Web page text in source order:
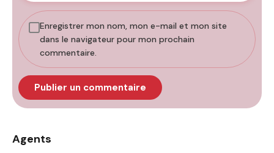
Enregistrer mon nom, mon e-mail et mon site
dans le navigateur pour mon prochain
commentaire.
Agents